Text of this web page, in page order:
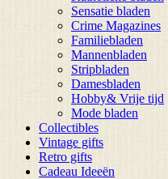
Sensatie bladen
Crime Magazines
Familiebladen
Mannenbladen
Stripbladen
Damesbladen
Hobby& Vrije tijd
Mode bladen
Collectibles
Vintage gifts
Retro gifts
Cadeau Ideeën